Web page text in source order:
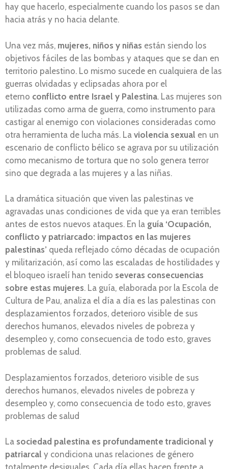
hay que hacerlo, especialmente cuando los pasos se dan
hacia atrás y no hacia delante.
Una vez más, mujeres, niños y niñas están siendo los
objetivos fáciles de las bombas y ataques que se dan en
territorio palestino. Lo mismo sucede en cualquiera de las
guerras olvidadas y eclipsadas ahora por el
eterno conflicto entre Israel y Palestina. Las mujeres son
utilizadas como arma de guerra, como instrumento para
castigar al enemigo con violaciones consideradas como
otra herramienta de lucha más. La violencia sexual en un
escenario de conflicto bélico se agrava por su utilización
como mecanismo de tortura que no solo genera terror
sino que degrada a las mujeres y a las niñas.
La dramática situación que viven las palestinas ve
agravadas unas condiciones de vida que ya eran terribles
antes de estos nuevos ataques. En la guía ‘Ocupación,
conflicto y patriarcado: impactos en las mujeres
palestinas’ queda reflejado cómo décadas de ocupación
y militarización, así como las escaladas de hostilidades y
el bloqueo israelí han tenido severas consecuencias
sobre estas mujeres. La guía, elaborada por la Escola de
Cultura de Pau, analiza el día a día es las palestinas con
desplazamientos forzados, deterioro visible de sus
derechos humanos, elevados niveles de pobreza y
desempleo y, como consecuencia de todo esto, graves
problemas de salud.
Desplazamientos forzados, deterioro visible de sus
derechos humanos, elevados niveles de pobreza y
desempleo y, como consecuencia de todo esto, graves
problemas de salud
La sociedad palestina es profundamente tradicional y
patriarcal y condiciona unas relaciones de género